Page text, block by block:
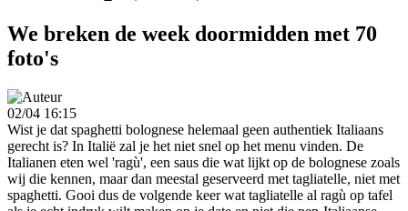
We breken de week doormidden met 70
foto's
02/04 16:15
Wist je dat spaghetti bolognese helemaal geen authentiek Italiaans
gerecht is? In Italië zal je het niet snel op het menu vinden. De
Italianen eten wel 'ragù', een saus die wat lijkt op de bolognese zoals
wij die kennen, maar dan meestal geserveerd met tagliatelle, niet met
spaghetti. Gooi dus de volgende keer wat tagliatelle al ragù op tafel